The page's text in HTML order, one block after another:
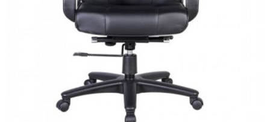
3/6D, ấp